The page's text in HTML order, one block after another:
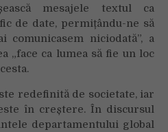
mesajele textul ca
de date, permițându-ne să
comunicasem niciodată”, a
„face ca lumea să fie un loc
redefinită de societate, iar
în creștere. În discursul
departamentului global